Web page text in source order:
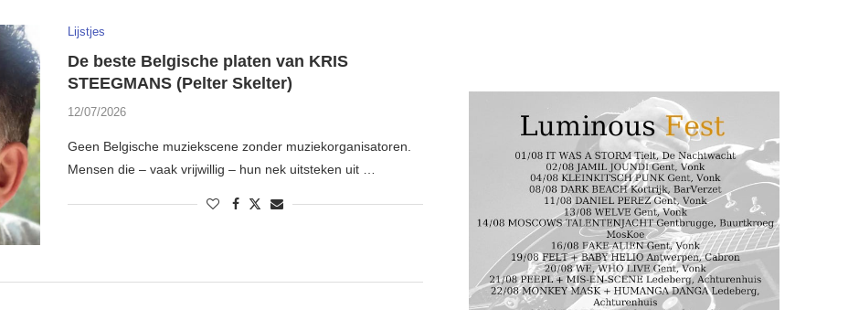
Lijstjes
De beste Belgische platen van KRIS
STEEGMANS (Pelter Skelter)
12/07/2026
Geen Belgische muziekscene zonder muziekorganisatoren.
Mensen die – vaak vrijwillig – hun nek uitsteken uit …